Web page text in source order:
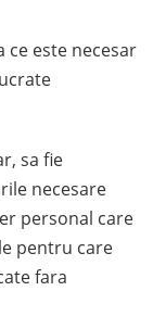
ce este necesar
sa fie
necesare
personal care
pentru care
fara